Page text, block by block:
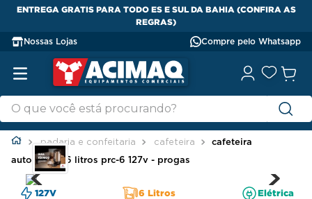
ENTREGA GRATIS PARA TODO ES E SUL DA BAHIA (CONFIRA AS
REGRAS)
Nossas Lojas Compre pelo Whatsapp
padaria e confeitaria cafeteira
cafeteira
automatica 6 litros prc-6 127v - progas
127V 6 Litros Elétrica